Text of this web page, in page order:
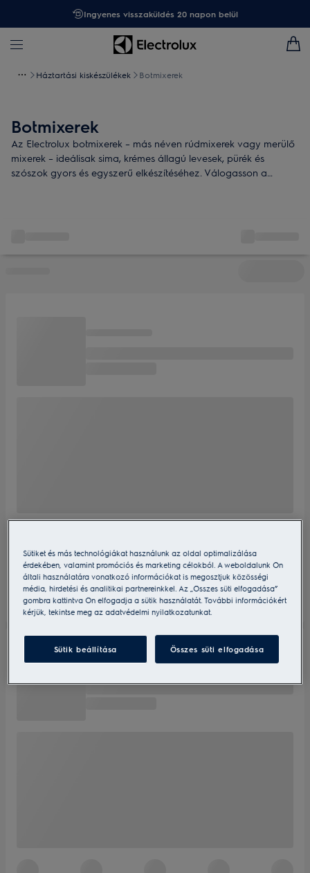
Ingyenes visszaküldés 20 napon belül
Háztartási kiskészülékek Botmixerek
Botmixerek
Az Electrolux botmixerek – más néven rúdmixerek vagy merülő
mixerek – ideálisak sima, krémes állagú levesek, pürék és
szószok gyors és egyszerű elkészítéséhez. Válogasson a
Sütiket és más technológiákat használunk az oldal optimalizálása
érdekében, valamint promóciós és marketing célokból. A weboldalunk Ön
általi használatára vonatkozó információkat is megosztjuk közösségi
média, hirdetési és analitikai partnereinkkel. Az „Összes süti elfogadása”
gombra kattintva Ön elfogadja a sütik használatát. További információkért
kérjük, tekintse meg az adatvédelmi nyilatkozatunkat.
Sütik beállítása Összes süti elfogadása